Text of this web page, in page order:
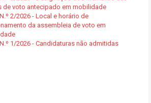
de voto antecipado em mobilidade
2/2026 - Local e horário de
da assembleia de voto em
1/2026 - Candidaturas não admitidas